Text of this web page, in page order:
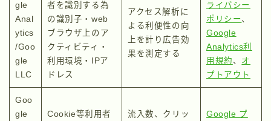
gle
Anal
ytics
/Goo
gle
LLC
者を識別する為
の識別子・web
ブラウザ上のア
クティビティ・
利用環境・IPア
ドレス
アクセス解析に
よる利便性の向
上を計り広告効
果を測定する
ライバシー
ポリシー、
Google
Analytics利
用規約 、 オ
プトアウト
Goo
gle
Cookie等利用者
流入数、クリッ
Google プ